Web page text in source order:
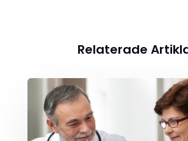
Relaterade